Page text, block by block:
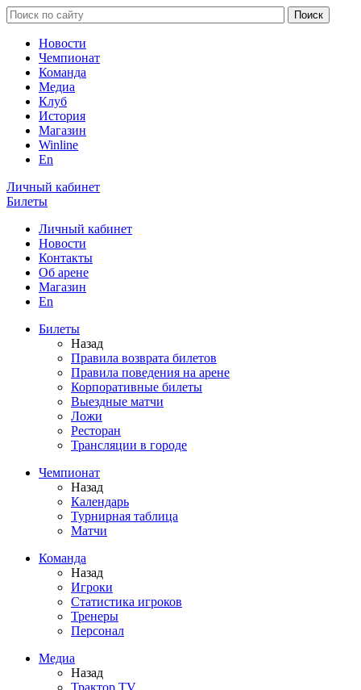
Новости
Чемпионат
Команда
Медиа
Клуб
История
Магазин
Winline
En
Личный кабинет
Билеты
Личный кабинет
Новости
Контакты
Об арене
Магазин
En
Билеты
Назад
Правила возврата билетов
Правила поведения на арене
Корпоративные билеты
Выездные матчи
Ложи
Ресторан
Трансляции в городе
Чемпионат
Назад
Календарь
Турнирная таблица
Матчи
Команда
Назад
Игроки
Статистика игроков
Тренеры
Персонал
Медиа
Назад
Трактор TV